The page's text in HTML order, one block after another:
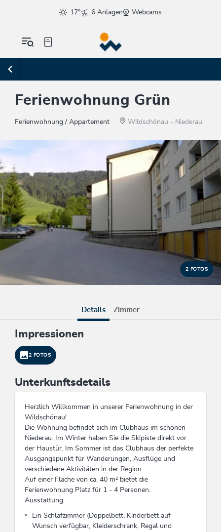
17° 6 Anlagen Webcams
Ferienwohnung Grün
Ferienwohnung / Appartement Wildschönau - Niederau
2 FOTOS
Details Zimmer
Impressionen
2 FOTOS
Unterkunftsdetails
Herzlich Willkommen in unserer Ferienwohnung in der
Wildschönau!
Die Wohnung befindet sich im Clubhaus im schönen
Niederau. Im Winter haben Sie die Skipiste direkt vor
der Haustür. Im Sommer ist das Clubhaus der perfekte
Ausgangspunkt für Wanderungen, Ausflüge und
verschiedene Aktivitäten in der Region.
Auf einer Fläche von ca. 40 m² bietet die
Ferienwohnung Platz für 1 - 4 Personen.
Ausstattung:
Ein Schlafzimmer (Doppelbett, Kinderbett auf
Wunsch verfügbar, Kleiderschrank, Regal und